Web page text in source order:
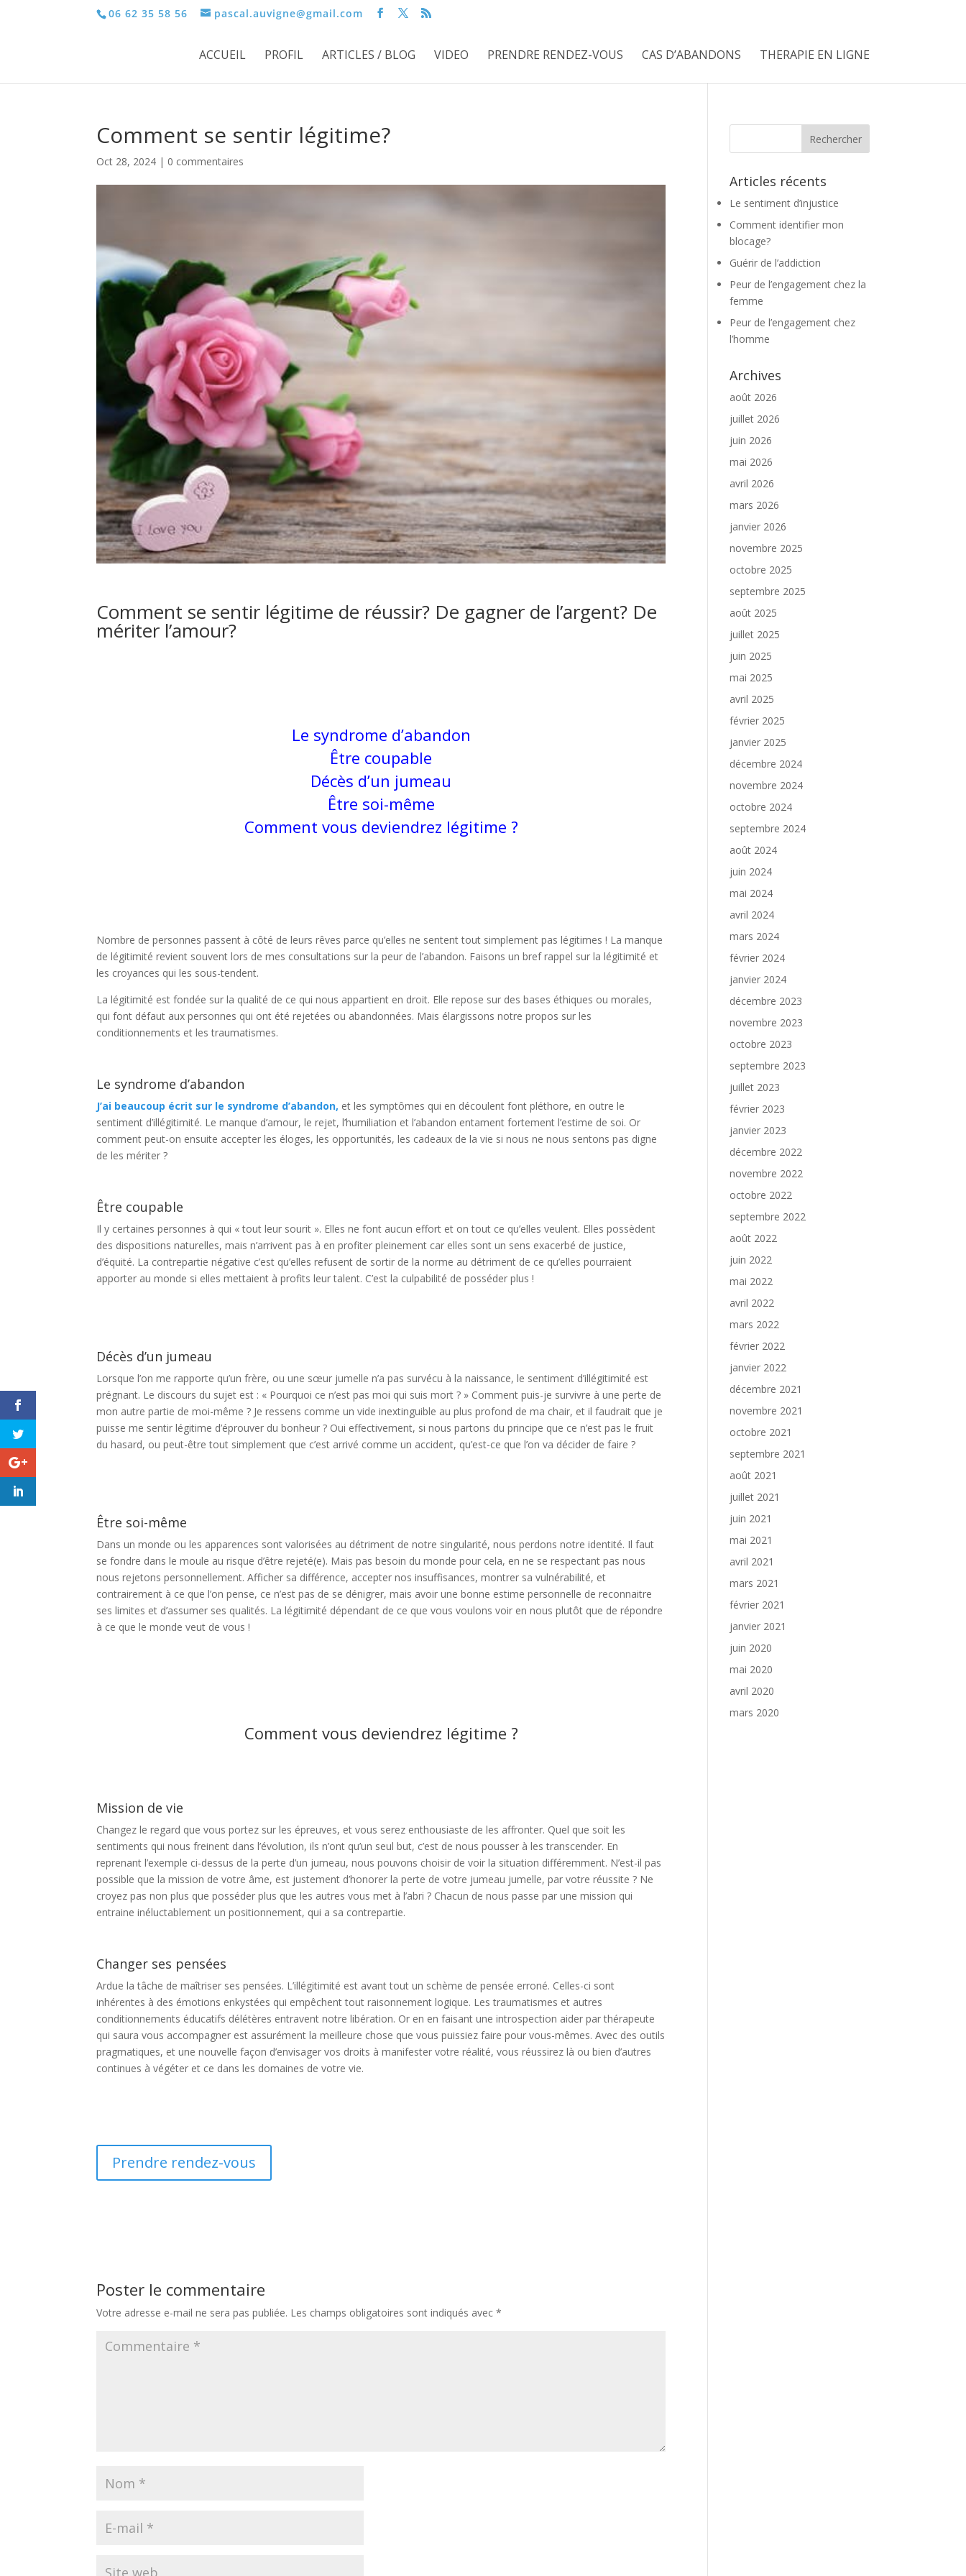
06 62 35 58 56 pascal.auvigne@gmail.com
ACCUEIL PROFIL ARTICLES / BLOG VIDEO PRENDRE RENDEZ-VOUS CAS D’ABANDONS THERAPIE EN LIGNE
Comment se sentir légitime?
Oct 28, 2024 | 0 commentaires
Comment se sentir légitime de réussir? De gagner de l’argent? De
mériter l’amour?
Le syndrome d’abandon
Être coupable
Décès d’un jumeau
Être soi-même
Comment vous deviendrez légitime ?
Nombre de personnes passent à côté de leurs rêves parce qu’elles ne sentent tout simplement pas légitimes ! La manque
de légitimité revient souvent lors de mes consultations sur la peur de l’abandon. Faisons un bref rappel sur la légitimité et
les croyances qui les sous-tendent.
La légitimité est fondée sur la qualité de ce qui nous appartient en droit. Elle repose sur des bases éthiques ou morales,
qui font défaut aux personnes qui ont été rejetées ou abandonnées. Mais élargissons notre propos sur les
conditionnements et les traumatismes.
Le syndrome d’abandon
J’ai beaucoup écrit sur le syndrome d’abandon, et les symptômes qui en découlent font pléthore, en outre le
sentiment d’illégitimité. Le manque d’amour, le rejet, l’humiliation et l’abandon entament fortement l’estime de soi. Or
comment peut-on ensuite accepter les éloges, les opportunités, les cadeaux de la vie si nous ne nous sentons pas digne
de les mériter ?
Être coupable
Il y certaines personnes à qui « tout leur sourit ». Elles ne font aucun effort et on tout ce qu’elles veulent. Elles possèdent
des dispositions naturelles, mais n’arrivent pas à en profiter pleinement car elles sont un sens exacerbé de justice,
d’équité. La contrepartie négative c’est qu’elles refusent de sortir de la norme au détriment de ce qu’elles pourraient
apporter au monde si elles mettaient à profits leur talent. C’est la culpabilité de posséder plus !
Décès d’un jumeau
Lorsque l’on me rapporte qu’un frère, ou une sœur jumelle n’a pas survécu à la naissance, le sentiment d’illégitimité est
prégnant. Le discours du sujet est : « Pourquoi ce n’est pas moi qui suis mort ? » Comment puis-je survivre à une perte de
mon autre partie de moi-même ? Je ressens comme un vide inextinguible au plus profond de ma chair, et il faudrait que je
puisse me sentir légitime d’éprouver du bonheur ? Oui effectivement, si nous partons du principe que ce n’est pas le fruit
du hasard, ou peut-être tout simplement que c’est arrivé comme un accident, qu’est-ce que l’on va décider de faire ?
Être soi-même
Dans un monde ou les apparences sont valorisées au détriment de notre singularité, nous perdons notre identité. Il faut
se fondre dans le moule au risque d’être rejeté(e). Mais pas besoin du monde pour cela, en ne se respectant pas nous
nous rejetons personnellement. Afficher sa différence, accepter nos insuffisances, montrer sa vulnérabilité, et
contrairement à ce que l’on pense, ce n’est pas de se dénigrer, mais avoir une bonne estime personnelle de reconnaitre
ses limites et d’assumer ses qualités. La légitimité dépendant de ce que vous voulons voir en nous plutôt que de répondre
à ce que le monde veut de vous !
Comment vous deviendrez légitime ?
Mission de vie
Changez le regard que vous portez sur les épreuves, et vous serez enthousiaste de les affronter. Quel que soit les
sentiments qui nous freinent dans l’évolution, ils n’ont qu’un seul but, c’est de nous pousser à les transcender. En
reprenant l’exemple ci-dessus de la perte d’un jumeau, nous pouvons choisir de voir la situation différemment. N’est-il pas
possible que la mission de votre âme, est justement d’honorer la perte de votre jumeau jumelle, par votre réussite ? Ne
croyez pas non plus que posséder plus que les autres vous met à l’abri ? Chacun de nous passe par une mission qui
entraine inéluctablement un positionnement, qui a sa contrepartie.
Changer ses pensées
Ardue la tâche de maîtriser ses pensées. L’illégitimité est avant tout un schème de pensée erroné. Celles-ci sont
inhérentes à des émotions enkystées qui empêchent tout raisonnement logique. Les traumatismes et autres
conditionnements éducatifs délétères entravent notre libération. Or en en faisant une introspection aider par thérapeute
qui saura vous accompagner est assurément la meilleure chose que vous puissiez faire pour vous-mêmes. Avec des outils
pragmatiques, et une nouvelle façon d’envisager vos droits à manifester votre réalité, vous réussirez là ou bien d’autres
continues à végéter et ce dans les domaines de votre vie.
Prendre rendez-vous
Poster le commentaire
Votre adresse e-mail ne sera pas publiée. Les champs obligatoires sont indiqués avec*
Articles récents
Le sentiment d’injustice
Comment identifier mon
blocage?
Guérir de l’addiction
Peur de l’engagement chez la
femme
Peur de l’engagement chez
l’homme
Archives
août 2026
juillet 2026
juin 2026
mai 2026
avril 2026
mars 2026
janvier 2026
novembre 2025
octobre 2025
septembre 2025
août 2025
juillet 2025
juin 2025
mai 2025
avril 2025
février 2025
janvier 2025
décembre 2024
novembre 2024
octobre 2024
septembre 2024
août 2024
juin 2024
mai 2024
avril 2024
mars 2024
février 2024
janvier 2024
décembre 2023
novembre 2023
octobre 2023
septembre 2023
juillet 2023
février 2023
janvier 2023
décembre 2022
novembre 2022
octobre 2022
septembre 2022
août 2022
juin 2022
mai 2022
avril 2022
mars 2022
février 2022
janvier 2022
décembre 2021
novembre 2021
octobre 2021
septembre 2021
août 2021
juillet 2021
juin 2021
mai 2021
avril 2021
mars 2021
février 2021
janvier 2021
juin 2020
mai 2020
avril 2020
mars 2020